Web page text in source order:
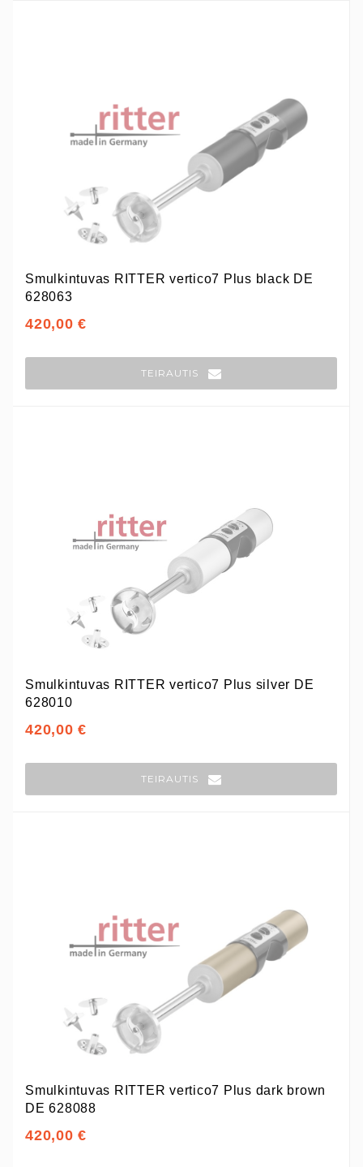
Smulkintuvas RITTER vertico7 Plus black DE
628063
420,00 €
TEIRAUTIS
Smulkintuvas RITTER vertico7 Plus silver DE
628010
420,00 €
TEIRAUTIS
Smulkintuvas RITTER vertico7 Plus dark brown
DE 628088
420,00 €